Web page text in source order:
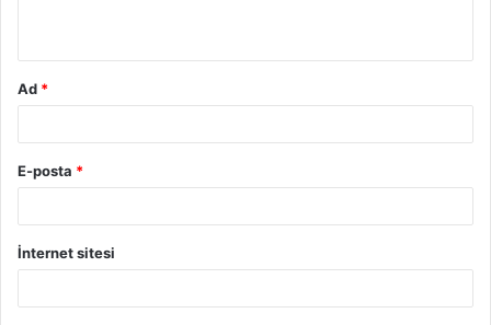
Ad *
E-posta *
İnternet sitesi